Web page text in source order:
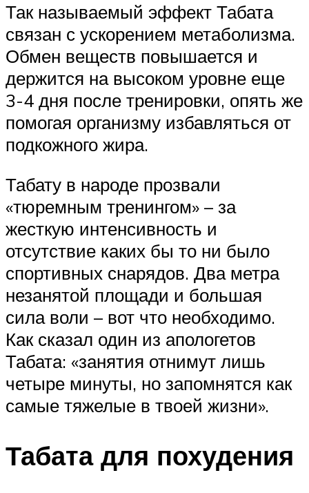
Так называемый эффект Табата
связан с ускорением метаболизма.
Обмен веществ повышается и
держится на высоком уровне еще
3-4 дня после тренировки, опять же
помогая организму избавляться от
подкожного жира.
Табату в народе прозвали
«тюремным тренингом» – за
жесткую интенсивность и
отсутствие каких бы то ни было
спортивных снарядов. Два метра
незанятой площади и большая
сила воли – вот что необходимо.
Как сказал один из апологетов
Табата: «занятия отнимут лишь
четыре минуты, но запомнятся как
самые тяжелые в твоей жизни».
Табата для похудения